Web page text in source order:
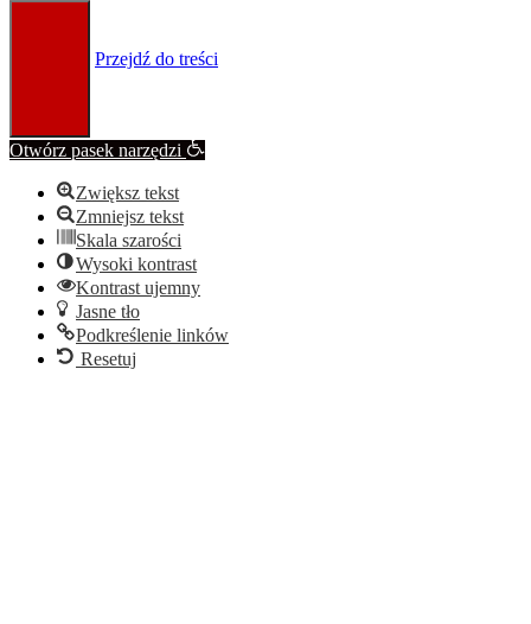
Przejdź do treści
Otwórz pasek narzędzi
Zwiększ tekst
Zmniejsz tekst
Skala szarości
Wysoki kontrast
Kontrast ujemny
Jasne tło
Podkreślenie linków
Resetuj